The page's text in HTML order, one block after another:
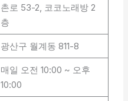
촌로 53-2, 코코노래방 2
층
광산구 월계동 811-8
매일 오전 10:00 ~ 오후
10:00